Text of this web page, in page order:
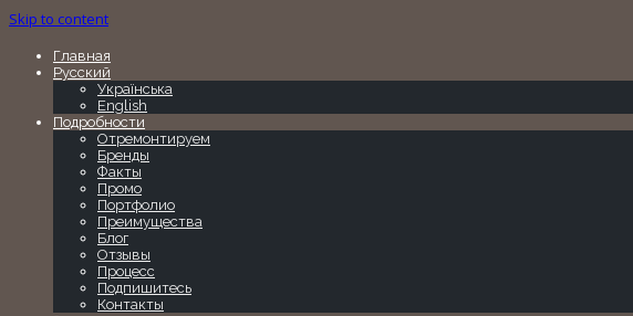
Skip to content
Главная
Русский
Українська
English
Подробности
Отремонтируем
Бренды
Факты
Промо
Портфолио
Преимущества
Блог
Отзывы
Процесс
Подпишитесь
Контакты